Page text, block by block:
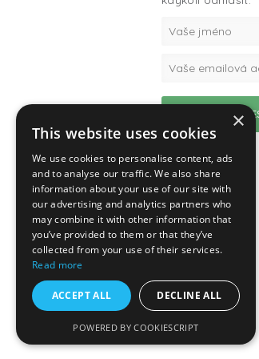
×
This website uses cookies
We use cookies to personalise content, ads
and to analyse our traffic. We also share
information about your use of our site with
our advertising and analytics partners who
may combine it with other information that
you’ve provided to them or that they’ve
collected from your use of their services.
Read more
ACCEPT ALL DECLINE ALL
POWERED BY COOKIESCRIPT